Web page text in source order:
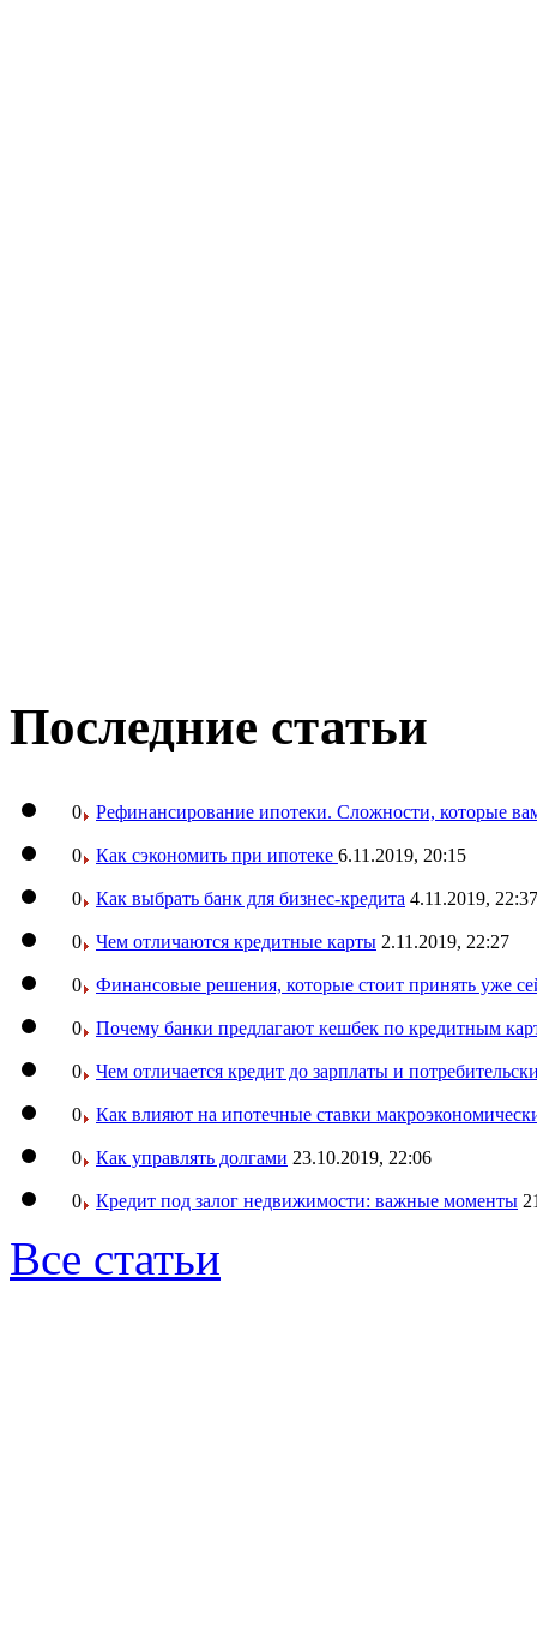
Последние статьи
0 Рефинансирование ипотеки. Сложности, которые
0 Как сэкономить при ипотеке 6.11.2019, 20:15
0 Как выбрать банк для бизнес-кредита 4.11.2019, 22:37
0 Чем отличаются кредитные карты 2.11.2019, 22:27
0 Финансовые решения, которые стоит принять уже
0 Почему банки предлагают кешбек по кредитным
0 Чем отличается кредит до зарплаты и
0 Как влияют на ипотечные ставки
0 Как управлять долгами 23.10.2019, 22:06
0 Кредит под залог недвижимости: важные моменты
Все статьи